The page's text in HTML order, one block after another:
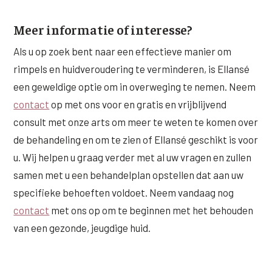
Meer informatie of interesse?
Als u op zoek bent naar een effectieve manier om
rimpels en huidveroudering te verminderen, is Ellansé
een geweldige optie om in overweging te nemen. Neem
contact op met ons voor en gratis en vrijblijvend
consult met onze arts om meer te weten te komen over
de behandeling en om te zien of Ellansé geschikt is voor
u. Wij helpen u graag verder met al uw vragen en zullen
samen met u een behandelplan opstellen dat aan uw
specifieke behoeften voldoet. Neem vandaag nog
contact met ons op om te beginnen met het behouden
van een gezonde, jeugdige huid.